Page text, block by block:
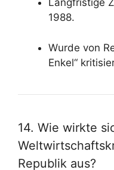
Langfristige
1988.
Wurde von
Enkel“
14. Wie wirkte
Republik aus?